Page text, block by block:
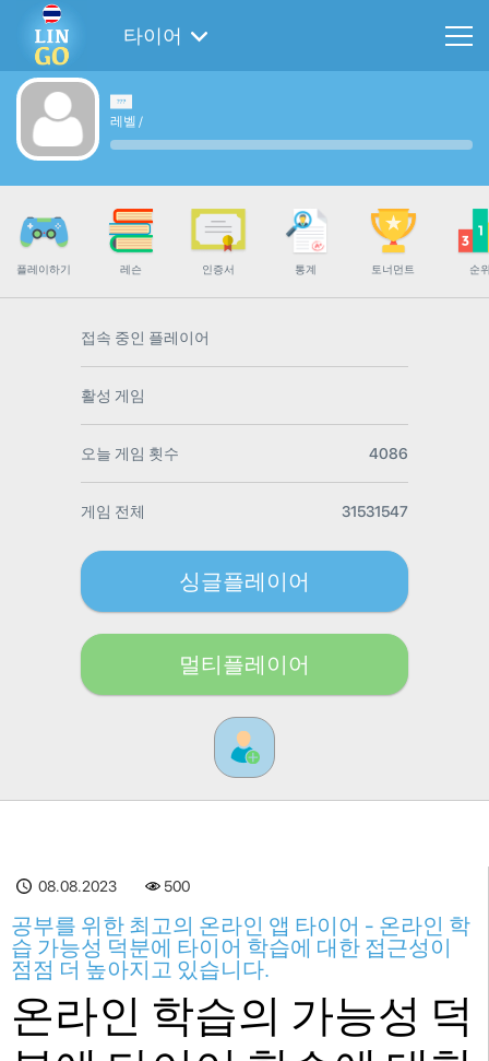
타이어
레벨 /
플레이하기 레슨 인증서 통계 토너먼트 순
접속 중인 플레이어
활성 게임
오늘 게임 횟수 4086
게임 전체 31531547
싱글플레이어
멀티플레이어
08.08.2023 500
공부를 위한 최고의 온라인 앱 타이어 - 온라인 학
습 가능성 덕분에 타이어 학습에 대한 접근성이
점점 더 높아지고 있습니다.
온라인 학습의 가능성 덕